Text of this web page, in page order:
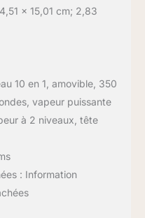
x 15,01 cm; 2,83
10 en 1, amovible, 350
vapeur puissante
à 2 niveaux, tête
: Information